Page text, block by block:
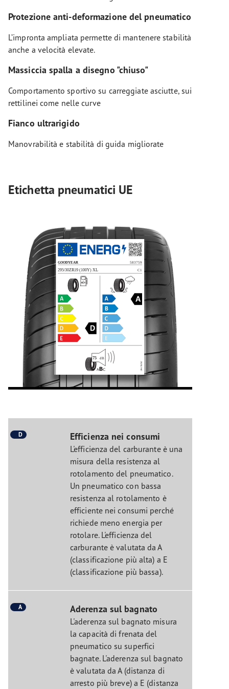
Protezione anti-deformazione del pneumatico
L’impronta ampliata permette di mantenere stabilità
anche a velocità elevate.
Massiccia spalla a disegno "chiuso"
Comportamento sportivo su carreggiate asciutte, sui
rettilinei come nelle curve
Fianco ultrarigido
Manovrabilità e stabilità di guida migliorate
Etichetta pneumatici UE
D Efficienza nei consumi
L'efficienza del carburante è una
misura della resistenza al
rotolamento del pneumatico.
Un pneumatico con bassa
resistenza al rotolamento è
efficiente nei consumi perché
richiede meno energia per
rotolare. L'efficienza del
carburante è valutata da A
(classificazione più alta) a E
(classificazione più bassa).
A Aderenza sul bagnato
L'aderenza sul bagnato misura
la capacità di frenata del
pneumatico su superfici
bagnate. L'aderenza sul bagnato
è valutata da A (distanza di
arresto più breve) a E (distanza